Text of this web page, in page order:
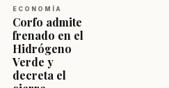
ECONOMÍA
Corfo admite
frenado en el
Hidrógeno
Verde y
decreta el